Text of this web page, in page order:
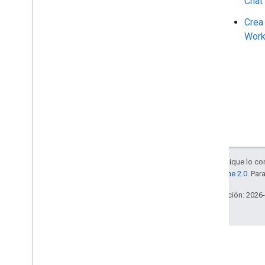
Salvo que se indique lo
licencia Apache 2.0 .
Última actualización: